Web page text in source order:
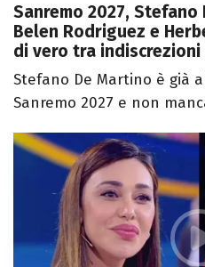
Sanremo 2027,
Belen Rodriguez e
di vero tra
Stefano De Martino è già
Sanremo 2027 e non